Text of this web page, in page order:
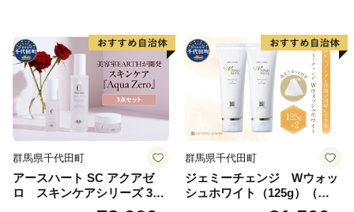
群馬県千代田町
アースハート SC アクアゼ
ロ スキンケアシリーズ 3点
群馬県千代田町
ジェミーチェンジ Wウォッ
シュホワイト（125g）（泡立
てネット付）×2本 群馬県 千